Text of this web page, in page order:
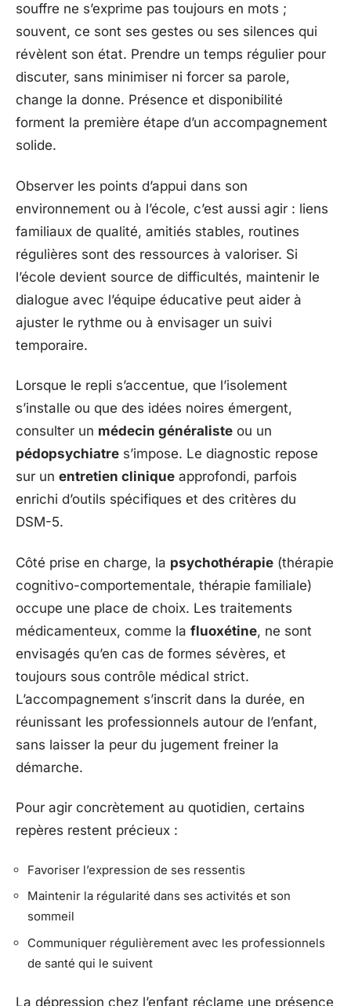
souffre ne s’exprime pas toujours en mots ;
souvent, ce sont ses gestes ou ses silences qui
révèlent son état. Prendre un temps régulier pour
discuter, sans minimiser ni forcer sa parole,
change la donne. Présence et disponibilité
forment la première étape d’un accompagnement
solide.
Observer les points d’appui dans son
environnement ou à l’école, c’est aussi agir : liens
familiaux de qualité, amitiés stables, routines
régulières sont des ressources à valoriser. Si
l’école devient source de difficultés, maintenir le
dialogue avec l’équipe éducative peut aider à
ajuster le rythme ou à envisager un suivi
temporaire.
Lorsque le repli s’accentue, que l’isolement
s’installe ou que des idées noires émergent,
consulter un médecin généraliste ou un
pédopsychiatre s’impose. Le diagnostic repose
sur un entretien clinique approfondi, parfois
enrichi d’outils spécifiques et des critères du
DSM-5.
Côté prise en charge, la psychothérapie (thérapie
cognitivo-comportementale, thérapie familiale)
occupe une place de choix. Les traitements
médicamenteux, comme la fluoxétine, ne sont
envisagés qu’en cas de formes sévères, et
toujours sous contrôle médical strict.
L’accompagnement s’inscrit dans la durée, en
réunissant les professionnels autour de l’enfant,
sans laisser la peur du jugement freiner la
démarche.
Pour agir concrètement au quotidien, certains
repères restent précieux :
Favoriser l’expression de ses ressentis
Maintenir la régularité dans ses activités et son
sommeil
Communiquer régulièrement avec les professionnels
de santé qui le suivent
La dépression chez l’enfant réclame une présence